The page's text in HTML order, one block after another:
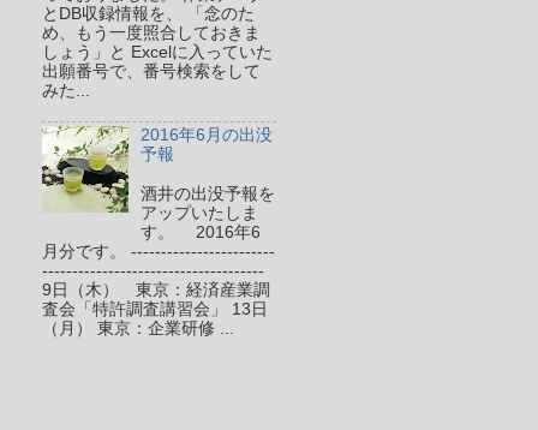
とDB収録情報を、 「念のた
め、もう一度照合しておきま
しょう」と Excelに入っていた
出願番号で、番号検索をして
みた...
2016年6月の出没
予報
酒井の出没予報を
アップいたしま
す。 2016年6
月分です。 ------------------------
-------------------------------------
9日（木） 東京：経済産業調
査会「特許調査講習会」 13日
（月） 東京：企業研修 ...